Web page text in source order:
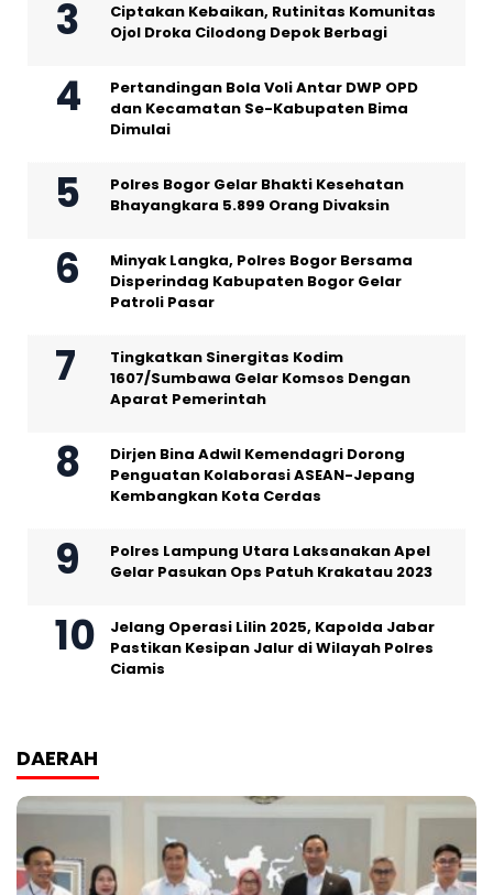
Ciptakan Kebaikan, Rutinitas Komunitas
Ojol Droka Cilodong Depok Berbagi
Pertandingan Bola Voli Antar DWP OPD
dan Kecamatan Se-Kabupaten Bima
Dimulai
Polres Bogor Gelar Bhakti Kesehatan
Bhayangkara 5.899 Orang Divaksin
Minyak Langka, Polres Bogor Bersama
Disperindag Kabupaten Bogor Gelar
Patroli Pasar
Tingkatkan Sinergitas Kodim
1607/Sumbawa Gelar Komsos Dengan
Aparat Pemerintah
Dirjen Bina Adwil Kemendagri Dorong
Penguatan Kolaborasi ASEAN-Jepang
Kembangkan Kota Cerdas
Polres Lampung Utara Laksanakan Apel
Gelar Pasukan Ops Patuh Krakatau 2023
Jelang Operasi Lilin 2025, Kapolda Jabar
Pastikan Kesipan Jalur di Wilayah Polres
Ciamis
DAERAH